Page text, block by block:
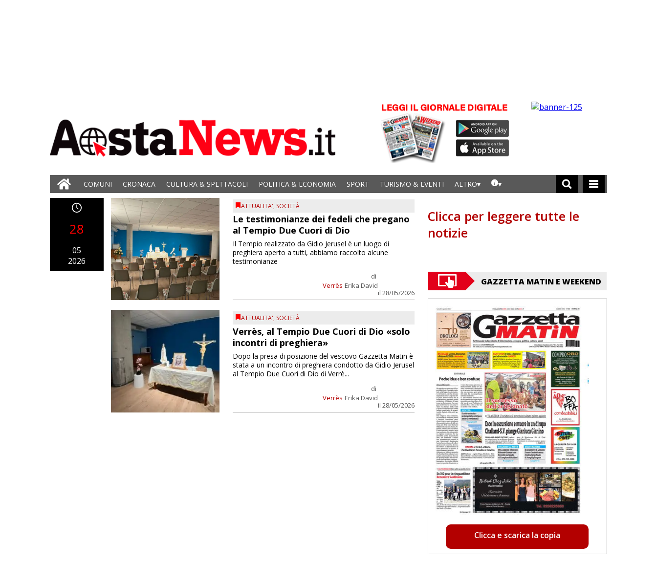
COMUNI CRONACA CULTURA & SPETTACOLI POLITICA & ECONOMIA SPORT TURISMO & EVENTI ALTRO
28
05
2026
ATTUALITA', SOCIETÀ
Le testimonianze dei fedeli che pregano
al Tempio Due Cuori di Dio
Verrès
di
Erika David
il 28/05/2026
Il Tempio realizzato da Gidio Jerusel è un luogo di
preghiera aperto a tutti, abbiamo raccolto alcune
testimonianze
ATTUALITA', SOCIETÀ
Verrès, al Tempio Due Cuori di Dio «solo
incontri di preghiera»
Verrès
di
Erika David
il 28/05/2026
Dopo la presa di posizione del vescovo Gazzetta Matin è
stata a un incontro di preghiera condotto da Gidio Jerusel
al Tempio Due Cuori di Dio di Verrè...
Clicca per leggere tutte le
notizie
GAZZETTA MATIN E WEEKEND
Clicca e scarica la copia